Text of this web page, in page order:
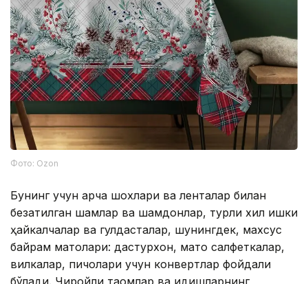
Фото: Ozon
Бунинг учун арча шохлари ва ленталар билан
безатилган шамлар ва шамдонлар, турли хил қишки
ҳайкалчалар ва гулдасталар, шунингдек, махсус
байрам матолари: дастурхон, мато салфеткалар,
вилкалар, пичоқлари учун конвертлар фойдали